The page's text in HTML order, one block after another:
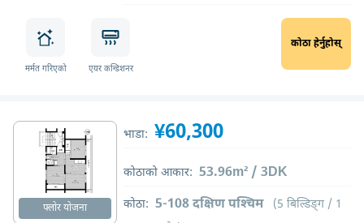
मर्मत गरिएको एयर कन्डिशनर
कोठा हेर्नुहोस्
फ्लोर योजना
भाडा: ¥60,300
कोठाको आकार: 53.96m² / 3DK
कोठा: 5-108 दक्षिण पश्चिम
(5 बिल्डिङ्ग / 1